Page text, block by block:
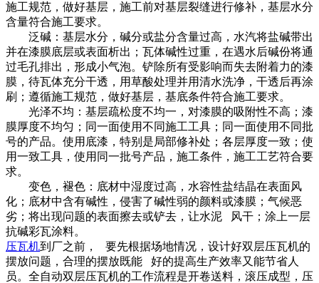
施工规范，做好基层，施工前对基层裂缝进行修补，基层水分
含量符合施工要求。
泛碱：基层水分，碱分或盐分含量过高，水汽将盐碱带出
并在漆膜底层或表面析出；瓦体碱性过重，在遇水后碱份将通
过毛孔排出，形成小气泡。铲除所有受影响而失去附着力的漆
膜，待瓦体充分干透，用草酸处理并用清水洗净，干透后再涂
刷；遵循施工规范，做好基层，基底条件符合施工要求。
光泽不均：基层疏松度不均一，对漆膜的吸附性不高；漆
膜厚度不均匀；同一面使用不同施工工具；同一面使用不同批
号的产品。使用底漆，特别是局部修补处；各层厚度一致；使
用一致工具，使用同一批号产品，施工条件，施工工艺符合要
求。
变色，褪色：底材中湿度过高，水容性盐结晶在表面风
化；底材中含有碱性，侵害了碱性弱的颜料或漆膜；气候恶
劣；将出现问题的表面擦去或铲去，让水泥 风干；涂上一层
抗碱彩瓦涂料。
压瓦机到厂之前， 要先根据场地情况，设计好双层压瓦机的
摆放问题，合理的摆放既能 好的提高生产效率又能节省人
员。全自动双层压瓦机的工作流程是开卷送料，滚压成型，压